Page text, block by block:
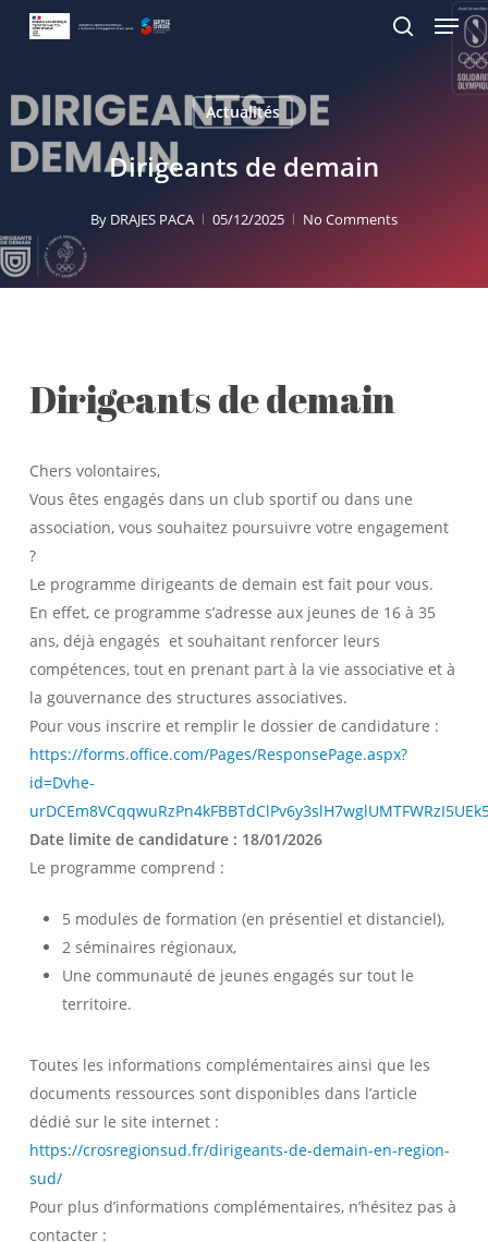
content
search
Menu
Actualités
Dirigeants de demain
By DRAJES PACA 05/12/2025 No Comments
Dirigeants de demain
Chers volontaires,
Vous êtes engagés dans un club sportif ou dans une
association, vous souhaitez poursuivre votre engagement
?
Le programme dirigeants de demain est fait pour vous.
En effet, ce programme s’adresse aux jeunes de 16 à 35
ans, déjà engagés et souhaitant renforcer leurs
compétences, tout en prenant part à la vie associative et à
la gouvernance des structures associatives.
Pour vous inscrire et remplir le dossier de candidature :
https://forms.office.com/Pages/ResponsePage.aspx?
id=Dvhe-
Date limite de candidature : 18/01/2026
Le programme comprend :
5 modules de formation (en présentiel et distanciel),
2 séminaires régionaux,
Une communauté de jeunes engagés sur tout le
territoire.
Toutes les informations complémentaires ainsi que les
documents ressources sont disponibles dans l’article
dédié sur le site internet :
https://crosregionsud.fr/dirigeants-de-demain-en-region-
sud/
Pour plus d’informations complémentaires, n’hésitez pas à
contacter :
Panneau de gestion des cookies